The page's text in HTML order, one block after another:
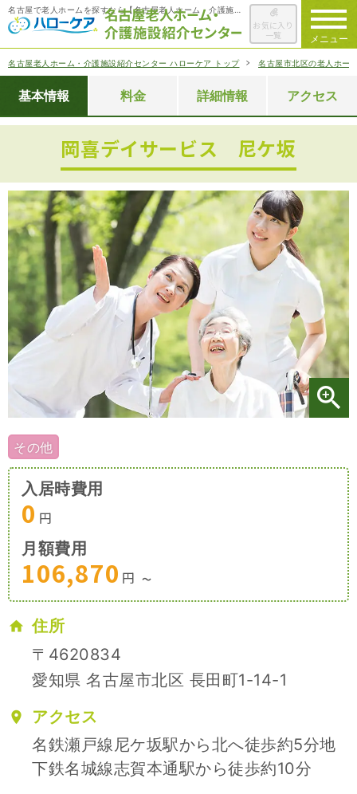
メニュー
お気に入り
一覧
ハローケアについて
老人ホームを 検索する
施設選びのポイント
ご入居までの 流れ
会社概要
お役立ち情報 一覧
施設特集一覧
ブログ一覧
名古屋老人ホーム・介護施設紹介センター ハローケア トップ 名古屋市北区の老人ホー
基本情報 料金 詳細情報 アクセス
岡喜デイサービス 尼ケ坂
その他
入居時費用
0 円
月額費用
106,870 円 〜
住所
〒4620834
愛知県 名古屋市北区 長田町1-14-1
アクセス
名鉄瀬戸線尼ケ坂駅から北へ徒歩約5分地
下鉄名城線志賀本通駅から徒歩約10分